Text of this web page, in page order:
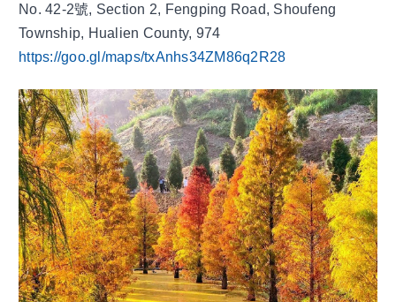
No. 42-2號, Section 2, Fengping Road, Shoufeng
Township, Hualien County, 974
https://goo.gl/maps/txAnhs34ZM86q2R28